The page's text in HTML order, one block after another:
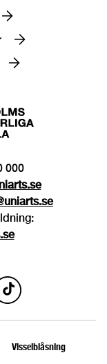
000
Visselblåsning